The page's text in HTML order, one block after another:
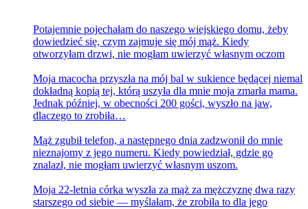
Potajemnie pojechałam do naszego wiejskiego domu, żeby
dowiedzieć się, czym zajmuje się mój mąż. Kiedy
otworzyłam drzwi, nie mogłam uwierzyć własnym oczom
Moja macocha przyszła na mój bal w sukience będącej niemal
dokładną kopią tej, którą uszyła dla mnie moja zmarła mama.
Jednak później, w obecności 200 gości, wyszło na jaw,
dlaczego to zrobiła…
Mąż zgubił telefon, a następnego dnia zadzwonił do mnie
nieznajomy z jego numeru. Kiedy powiedział, gdzie go
znalazł, nie mogłam uwierzyć własnym uszom.
Moja 22-letnia córka wyszła za mąż za mężczyznę dwa razy
starszego od siebie — myślałam, że zrobiła to dla jego